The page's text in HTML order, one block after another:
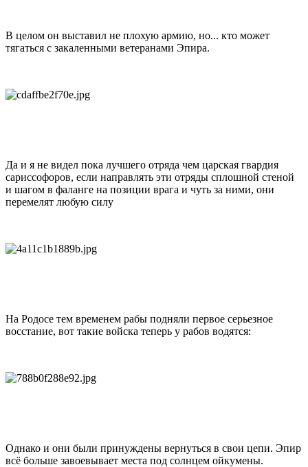
В целом он выставил не плохую армию, но... кто может
тягаться с закаленными ветеранами Эпира.
Да и я не видел пока лучшего отряда чем царская гвардия
сариссофоров, если направлять эти отряды сплошной стеной
и шагом в фаланге на позиции врага и чуть за ними, они
перемелят любую силу
На Родосе тем временем рабы подняли первое серьезное
восстание, вот такие войска теперь у рабов водятся:
Однако и они были принуждены вернуться в свои цепи. Эпир
всё больше завоевывает места под солнцем ойкумены.